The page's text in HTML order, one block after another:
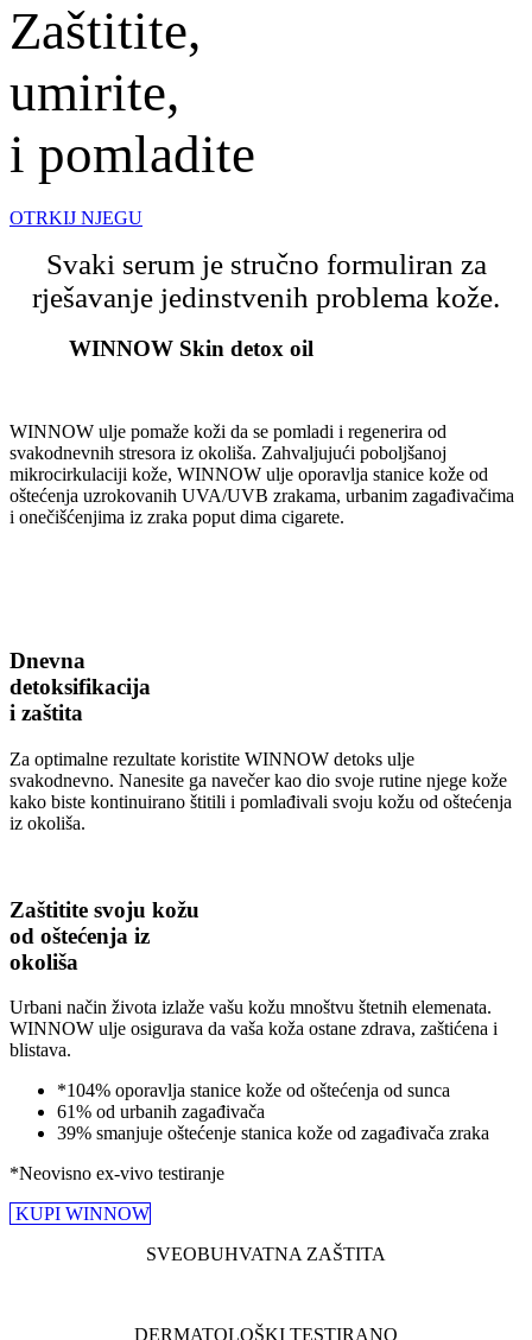
Zaštitite,
umirite,
i pomladite
OTRKIJ NJEGU
Svaki serum je stručno formuliran za
rješavanje jedinstvenih problema kože.
WINNOW Skin detox oil​
WINNOW ulje pomaže koži da se pomladi i regenerira od
svakodnevnih stresora iz okoliša. Zahvaljujući poboljšanoj
mikrocirkulaciji kože, WINNOW ulje oporavlja stanice kože od
oštećenja uzrokovanih UVA/UVB zrakama, urbanim zagađivačima
i onečišćenjima iz zraka poput dima cigarete.
Dnevna
detoksifikacija
i zaštita​
Za optimalne rezultate koristite WINNOW detoks ulje
svakodnevno. Nanesite ga navečer kao dio svoje rutine njege kože
kako biste kontinuirano štitili i pomlađivali svoju kožu od oštećenja
iz okoliša.
Zaštitite svoju kožu
od oštećenja iz
okoliša​
Urbani način života izlaže vašu kožu mnoštvu štetnih elemenata.
WINNOW ulje osigurava da vaša koža ostane zdrava, zaštićena i
blistava.
*104% oporavlja stanice kože od oštećenja od sunca
61% od urbanih zagađivača
39% smanjuje oštećenje stanica kože od zagađivača zraka
*Neovisno ex-vivo testiranje
KUPI WINNOW
SVEOBUHVATNA ZAŠTITA
DERMATOLOŠKI TESTIRANO